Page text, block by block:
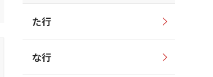
た行
な行